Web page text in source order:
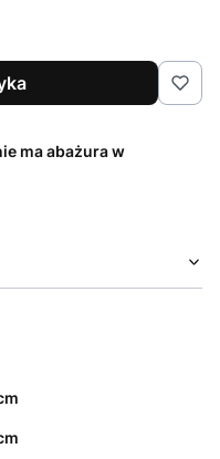
ma abażura w